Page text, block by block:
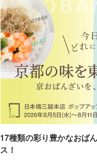
17種類の彩り豊かなおば
ス！